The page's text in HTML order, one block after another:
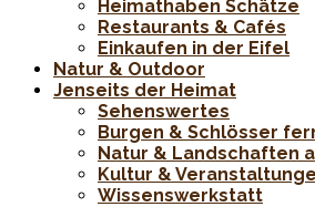
Heimathaben Schätze
Restaurants & Cafés
Einkaufen in der Eifel
Natur & Outdoor
Jenseits der Heimat
Sehenswertes
Burgen & Schlösser
Natur & Landschaften
Kultur &
Wissenswerkstatt